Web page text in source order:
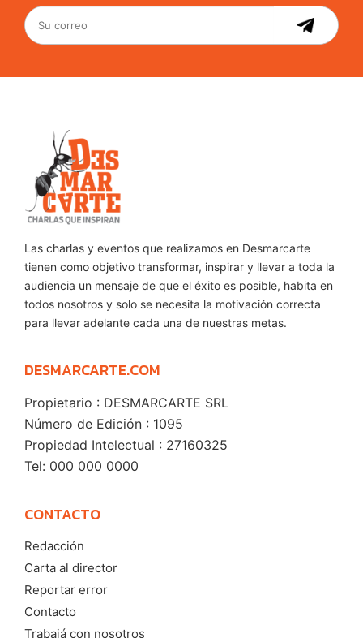
Las charlas y eventos que realizamos en Desmarcarte
tienen como objetivo transformar, inspirar y llevar a toda la
audiencia un mensaje de que el éxito es posible, habita en
todos nosotros y solo se necesita la motivación correcta
para llevar adelante cada una de nuestras metas.
DESMARCARTE.COM
Propietario : DESMARCARTE SRL
Número de Edición : 1095
Propiedad Intelectual : 27160325
Tel: 000 000 0000
CONTACTO
Redacción
Carta al director
Reportar error
Contacto
Trabajá con nosotros